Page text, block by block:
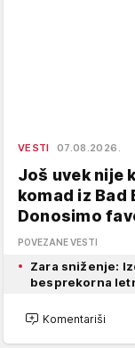
VESTI 07.08.2026.
Još uvek nije
komad iz Bad
Donosimo
POVEZANE VESTI
Zara sniženje:
besprekorna
Komentariši